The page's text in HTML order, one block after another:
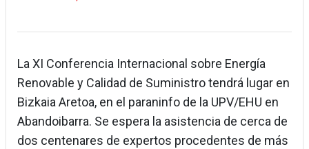
La XI Conferencia Internacional sobre Energía
Renovable y Calidad de Suministro tendrá lugar en
Bizkaia Aretoa, en el paraninfo de la UPV/EHU en
Abandoibarra. Se espera la asistencia de cerca de
dos centenares de expertos procedentes de más